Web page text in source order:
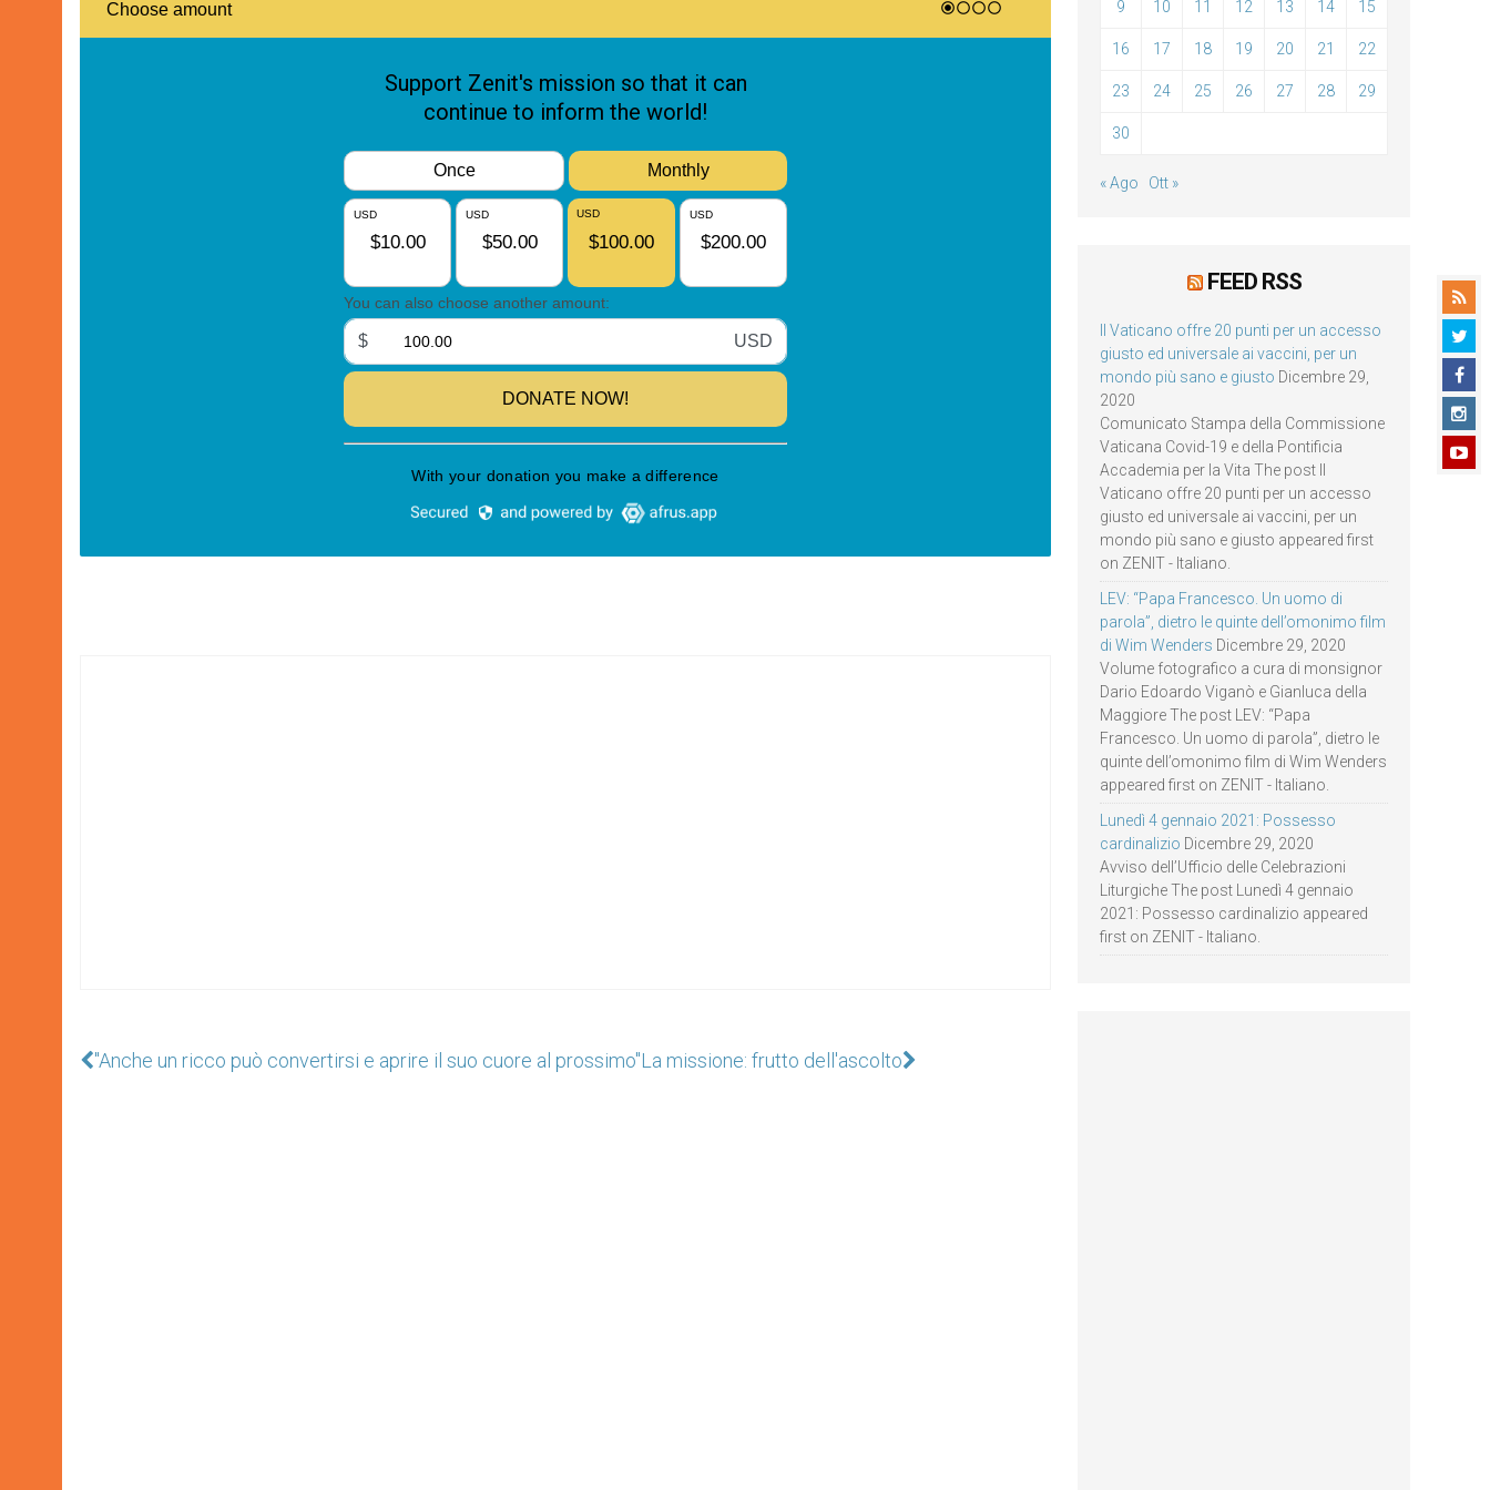
"Anche un ricco può convertirsi e aprire il suo cuore al prossimo"La missione: frutto dell'ascolto
9 10 11 12 13 14 15
16 17 18 19 20 21 22
23 24 25 26 27 28 29
30
« Ago Ott »
FEED RSS
Il Vaticano offre 20 punti per un accesso
giusto ed universale ai vaccini, per un
mondo più sano e giusto Dicembre 29,
2020
Comunicato Stampa della Commissione
Vaticana Covid-19 e della Pontificia
Accademia per la Vita The post Il
Vaticano offre 20 punti per un accesso
giusto ed universale ai vaccini, per un
mondo più sano e giusto appeared first
on ZENIT - Italiano.
LEV: “Papa Francesco. Un uomo di
parola”, dietro le quinte dell’omonimo film
di Wim Wenders Dicembre 29, 2020
Volume fotografico a cura di monsignor
Dario Edoardo Viganò e Gianluca della
Maggiore The post LEV: “Papa
Francesco. Un uomo di parola”, dietro le
quinte dell’omonimo film di Wim Wenders
appeared first on ZENIT - Italiano.
Lunedì 4 gennaio 2021: Possesso
cardinalizio Dicembre 29, 2020
Avviso dell’Ufficio delle Celebrazioni
Liturgiche The post Lunedì 4 gennaio
2021: Possesso cardinalizio appeared
first on ZENIT - Italiano.